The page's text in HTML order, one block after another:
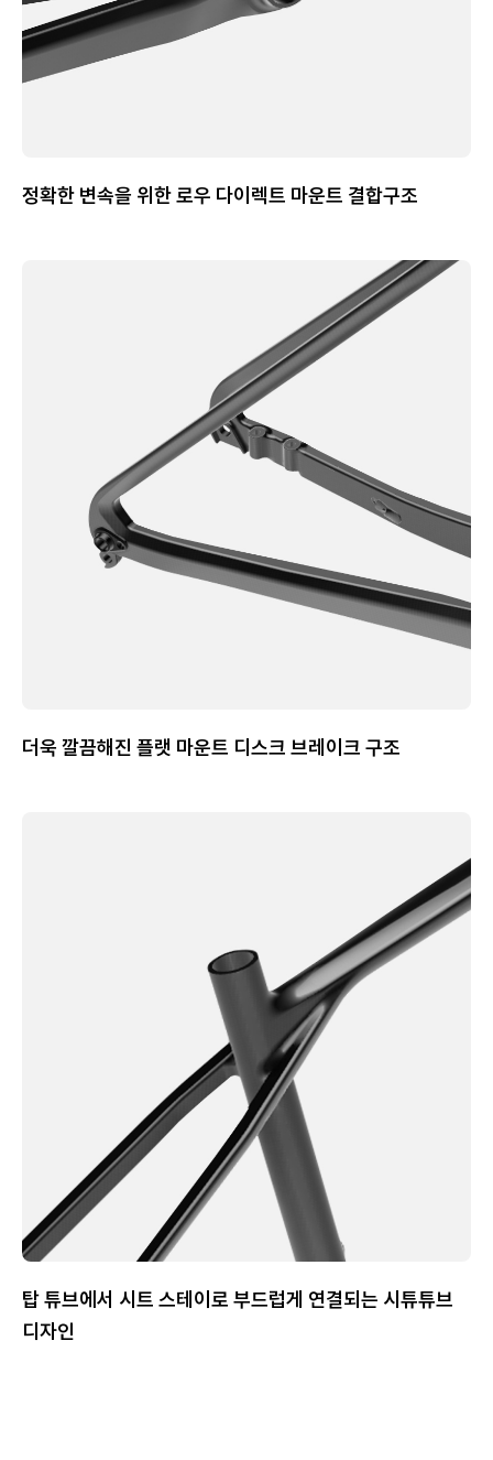
정확한 변속을 위한 로우 다이렉트 마운트 결합구조
더욱 깔끔해진 플랫 마운트 디스크 브레이크 구조
탑 튜브에서 시트 스테이로 부드럽게 연결되는 시튜튜브
디자인